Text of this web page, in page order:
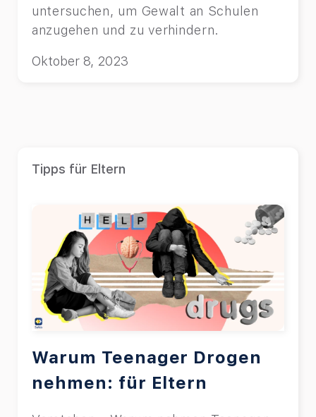
untersuchen, um Gewalt an Schulen
anzugehen und zu verhindern.
Oktober 8, 2023
Tipps für Eltern
Warum Teenager Drogen
nehmen: für Eltern